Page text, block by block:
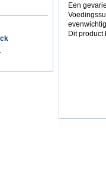
Een
Dit product